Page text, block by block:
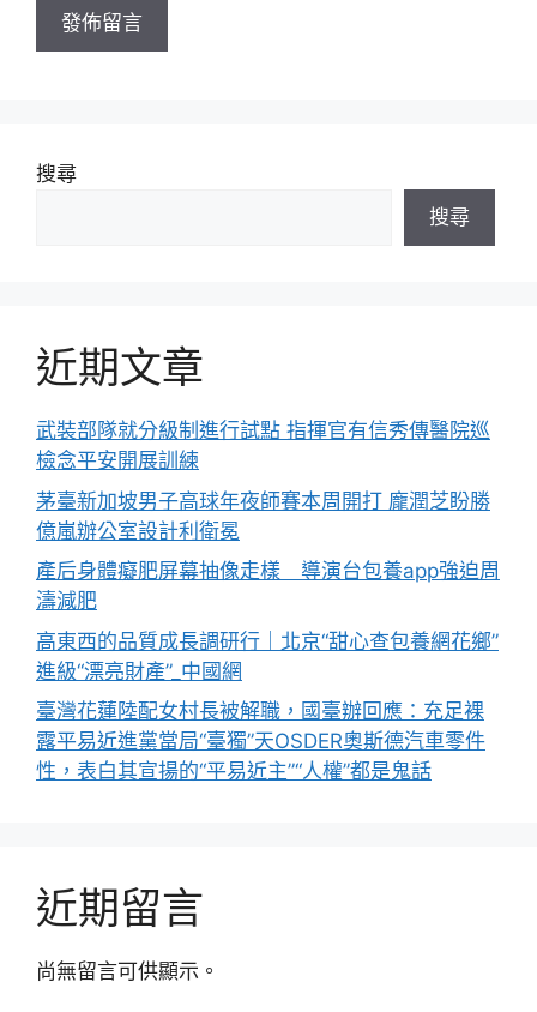
搜尋
搜尋
近期文章
武裝部隊就分級制進行試點 指揮官有信秀傳醫院巡
檢念平安開展訓練
茅臺新加坡男子高球年夜師賽本周開打 龐潤芝盼勝
億嵐辦公室設計利衛冕
產后身體癡肥屏幕抽像走樣 導演台包養app強迫周
濤減肥
高東西的品質成長調研行｜北京“甜心查包養網花鄉”
進級“漂亮財產”_中國網
臺灣花蓮陸配女村長被解職，國臺辦回應：充足裸
露平易近進黨當局“臺獨”天OSDER奧斯德汽車零件
性，表白其宣揚的“平易近主”“人權”都是鬼話
近期留言
尚無留言可供顯示。